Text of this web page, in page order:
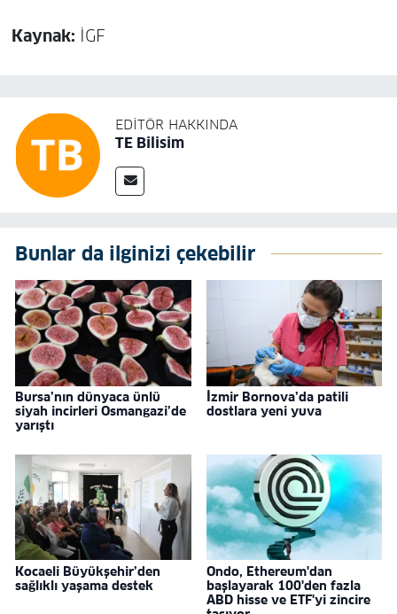
Kaynak: İGF
EDITÖR HAKKINDA
TE Bilisim
Bunlar da ilginizi çekebilir
Bursa’nın dünyaca ünlü
siyah incirleri Osmangazi’de
yarıştı
İzmir Bornova’da patili
dostlara yeni yuva
Kocaeli Büyükşehir’den
sağlıklı yaşama destek
Ondo, Ethereum'dan
başlayarak 100'den fazla
ABD hisse ve ETF'yi zincire